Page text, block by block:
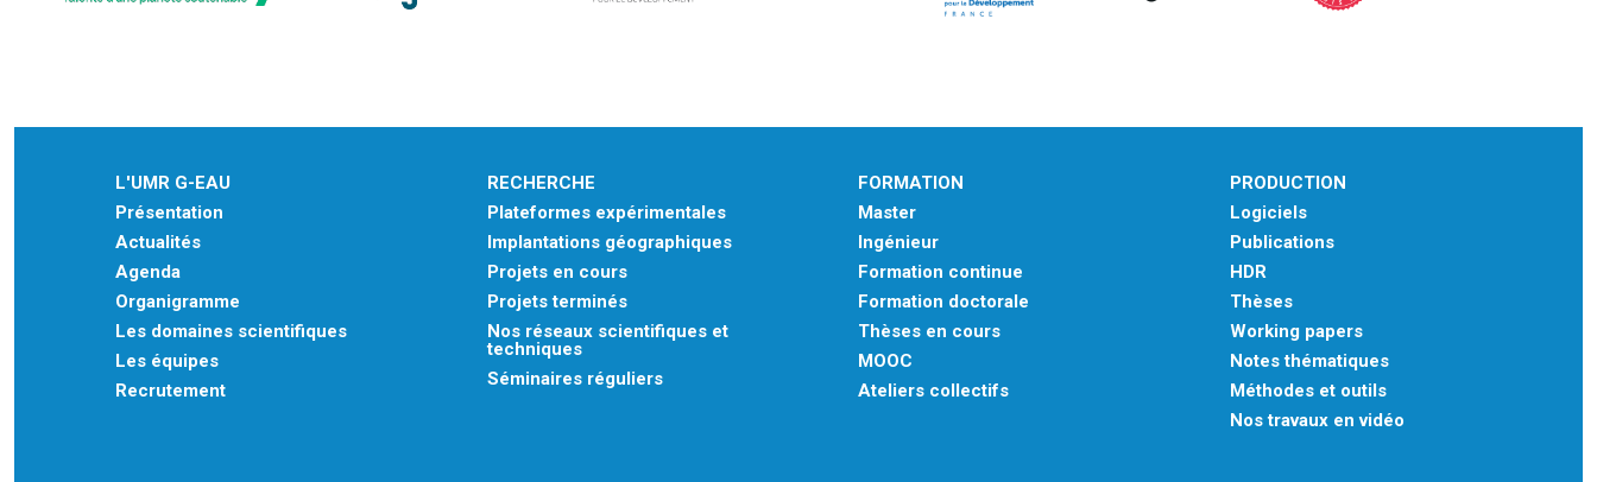
L'UMR G-EAU
Présentation
Actualités
Agenda
Organigramme
Les domaines scientifiques
Les équipes
Recrutement
RECHERCHE
Plateformes expérimentales
Implantations géographiques
Projets en cours
Projets terminés
Nos réseaux scientifiques et
techniques
Séminaires réguliers
FORMATION
Master
Ingénieur
Formation continue
Formation doctorale
Thèses en cours
MOOC
Ateliers collectifs
PRODUCTION
Logiciels
Publications
HDR
Thèses
Working papers
Notes thématiques
Méthodes et outils
Nos travaux en vidéo